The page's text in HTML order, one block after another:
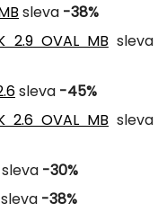
sleva -38%
2.9 OVAL MB sleva
sleva -45%
2.6 OVAL MB sleva
sleva -30%
sleva -38%